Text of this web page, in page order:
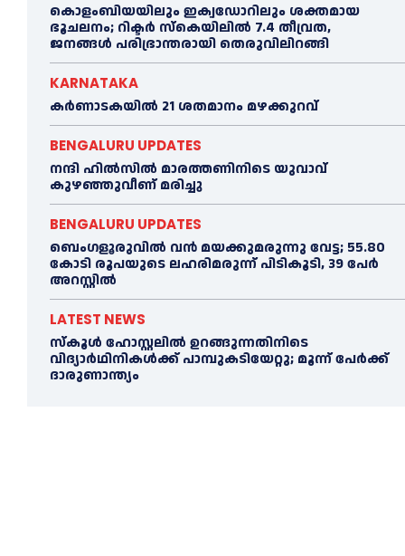
കൊളംബിയയിലും ഇക്വഡോറിലും ശക്തമായ
ഭൂചലനം; റിക്ടര്‍ സ്‌കെയിലില്‍ 7.4 തീവ്രത,
ജനങ്ങൾ പരിഭ്രാന്തരായി തെരുവിലിറങ്ങി
KARNATAKA
കർണാടകയിൽ 21 ശതമാനം മഴക്കുറവ്
BENGALURU UPDATES
നന്ദി ഹിൽസിൽ മാരത്തണിനിടെ യുവാവ്
കുഴഞ്ഞുവീണ് മരിച്ചു
BENGALURU UPDATES
ബെംഗളൂരുവിൽ വന്‍ മയക്കുമരുന്നു വേട്ട; 55.80
കോടി രൂപയുടെ ലഹരിമരുന്ന് പിടികൂടി, 39 പേർ
അറസ്റ്റിൽ
LATEST NEWS
സ്കൂള്‍ ഹോസ്റ്റലിൽ ഉറങ്ങുന്നതിനിടെ
വിദ്യാർഥിനികൾക്ക് പാമ്പുകടിയേറ്റു; മൂന്ന് പേര്‍ക്ക്
ദാരുണാന്ത്യം